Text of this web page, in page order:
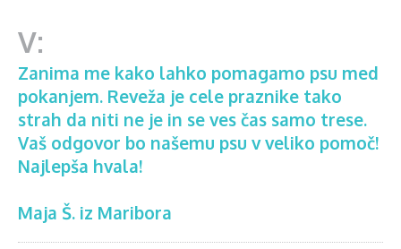
Zanima me kako lahko pomagamo psu med
pokanjem. Reveža je cele praznike tako
strah da niti ne je in se ves čas samo trese.
Vaš odgovor bo našemu psu v veliko pomoč!
Najlepša hvala!
Maja Š. iz Maribora